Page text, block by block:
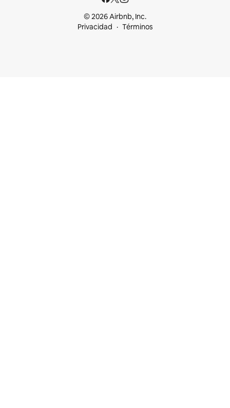
© 2026 Airbnb, Inc.
Privacidad
Términos